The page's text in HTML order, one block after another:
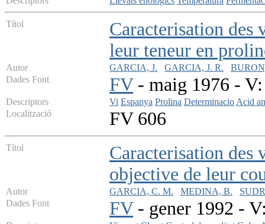
Títol
Caracterisation des
leur teneur en
Autor GARCIA, J. GARCIA, J. R.
Dades Font
FV- maig 1976 -
Descriptors Vi Espanya Prolina DeterminacioAcid
Localització
FV 606
Títol
Caracterisation des
objective de leur
Autor GARCIA, C. M. MEDINA, B.
Dades Font
FV- gener 1992 -